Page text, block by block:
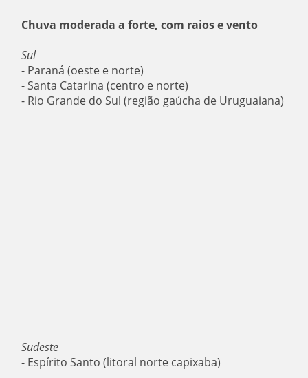
Chuva moderada a forte, com raios e vento
Sul
- Paraná (oeste e norte)
- Santa Catarina (centro e norte)
- Rio Grande do Sul (região gaúcha de Uruguaiana)
Sudeste
- Espírito Santo (litoral norte capixaba)